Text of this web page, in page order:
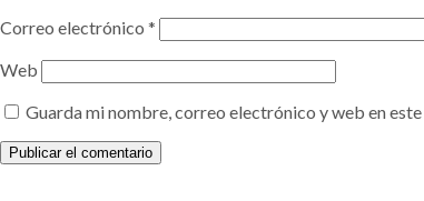
Correo electrónico *
Web
Guarda mi nombre, correo electrónico y web en